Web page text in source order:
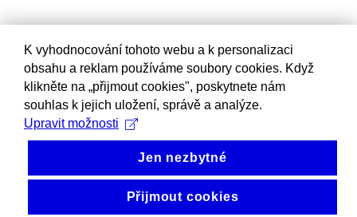
K vyhodnocování tohoto webu a k personalizaci
obsahu a reklam používáme soubory cookies. Když
klikněte na „přijmout cookies", poskytnete nám
souhlas k jejich uložení, správě a analýze.
Upravit možnosti
Jen nezbytné
Přijmout cookies